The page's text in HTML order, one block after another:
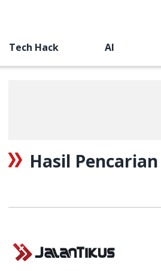
Tech Hack AI
Hasil Pencarian